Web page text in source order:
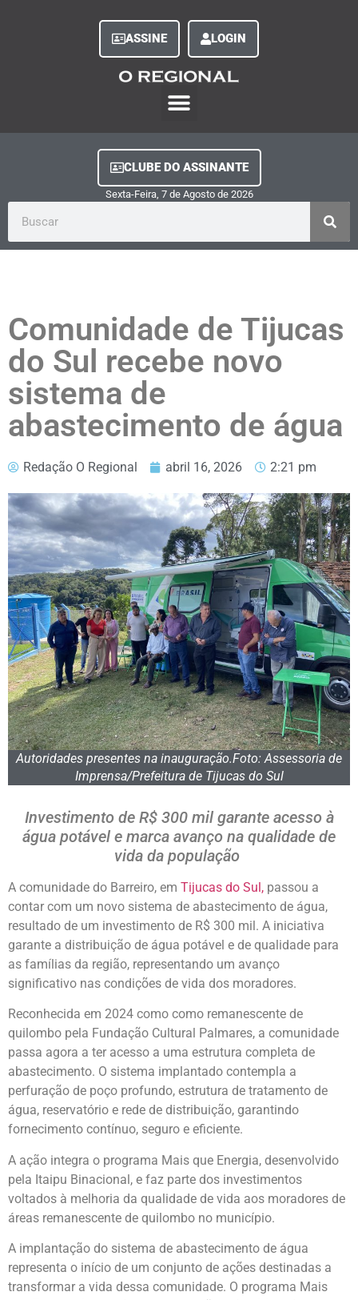
ASSINE LOGIN
CLUBE DO ASSINANTE
Sexta-Feira, 7de Agostode 2026
Comunidade de Tijucas
do Sul recebe novo
sistema de
abastecimento de água
Redação O Regional abril 16, 2026 2:21 pm
Autoridades presentes na inauguração.Foto: Assessoria de
Imprensa/Prefeitura de Tijucas do Sul
Investimento de R$ 300 mil garante acesso à
água potável e marca avanço na qualidade de
vida da população
A comunidade do Barreiro, em Tijucas do Sul, passou a
contar com um novo sistema de abastecimento de água,
resultado de um investimento de R$ 300 mil. A iniciativa
garante a distribuição de água potável e de qualidade para
as famílias da região, representando um avanço
significativo nas condições de vida dos moradores.
Reconhecida em 2024 como como remanescente de
quilombo pela Fundação Cultural Palmares, a comunidade
passa agora a ter acesso a uma estrutura completa de
abastecimento. O sistema implantado contempla a
perfuração de poço profundo, estrutura de tratamento de
água, reservatório e rede de distribuição, garantindo
fornecimento contínuo, seguro e eficiente.
A ação integra o programa Mais que Energia, desenvolvido
pela Itaipu Binacional, e faz parte dos investimentos
voltados à melhoria da qualidade de vida aos moradores de
áreas remanescente de quilombo no município.
A implantação do sistema de abastecimento de água
representa o início de um conjunto de ações destinadas a
transformar a vida dessa comunidade. O programa Mais